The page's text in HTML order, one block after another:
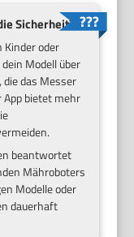
Sicherheit?
oder
Modell über
das Messer
App bietet mehr
beantwortet
Mähroboters
Modelle oder
dauerhaft